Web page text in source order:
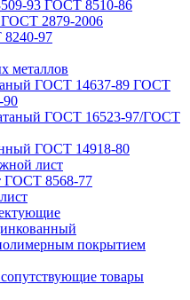
93 ГОСТ 8510-86
2879-2006
97
металлов
ГОСТ 14637-89 ГОСТ
90
ГОСТ 16523-97/ГОСТ
ГОСТ 14918-80
лист
ГОСТ 8568-77
покрытием
товары